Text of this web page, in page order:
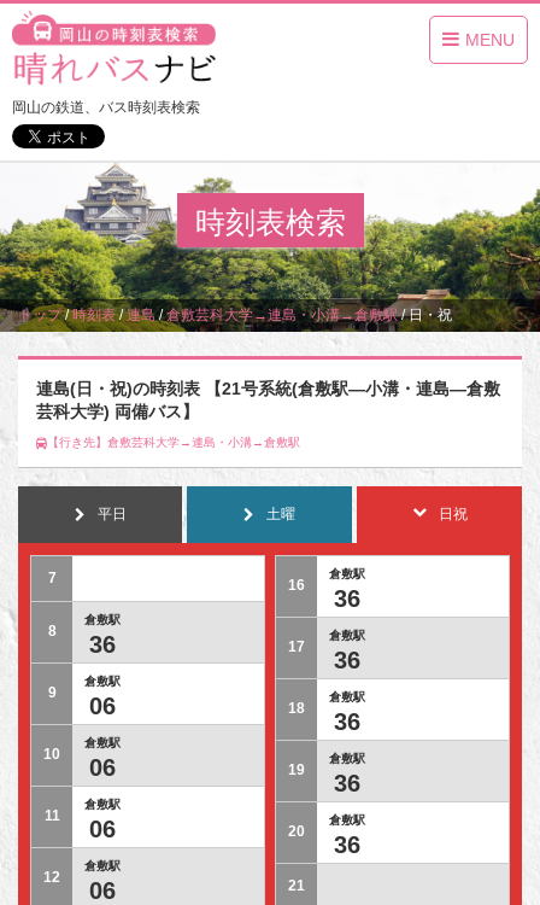
MENU
岡山の鉄道、バス時刻表検索
時刻表検索
トップ/時刻表/連島 /倉敷芸科大学→連島・小溝→倉敷駅/日・祝
連島(日・祝)の時刻表 【21号系統(倉敷駅―小溝・連島―倉敷
芸科大学) 両備バス】
【行き先】倉敷芸科大学→連島・小溝→倉敷駅
平日 土曜 日祝
7
8
倉敷駅
36
9
倉敷駅
06
10
倉敷駅
06
11
倉敷駅
06
12
倉敷駅
06
16
倉敷駅
36
17
倉敷駅
36
18
倉敷駅
36
19
倉敷駅
36
20
倉敷駅
36
21